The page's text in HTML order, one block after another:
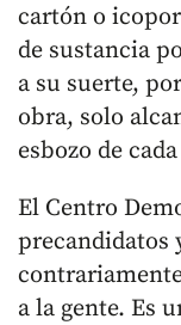
cartón o
de sustancia
a su suerte,
obra, solo
esbozo de
El Centro
precandidatos
a la gente. Es